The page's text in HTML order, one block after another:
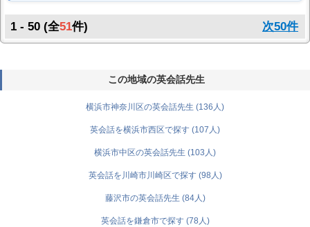
1 - 50 (全51件) 次50件
この地域の英会話先生
横浜市神奈川区の英会話先生 (136人)
英会話を横浜市西区で探す (107人)
横浜市中区の英会話先生 (103人)
英会話を川崎市川崎区で探す (98人)
藤沢市の英会話先生 (84人)
英会話を鎌倉市で探す (78人)